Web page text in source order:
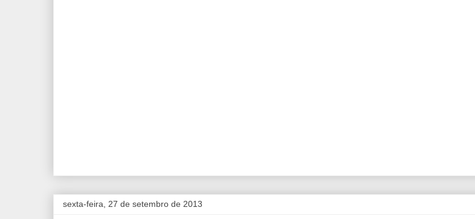
sexta-feira, 27 de setembro de 2013